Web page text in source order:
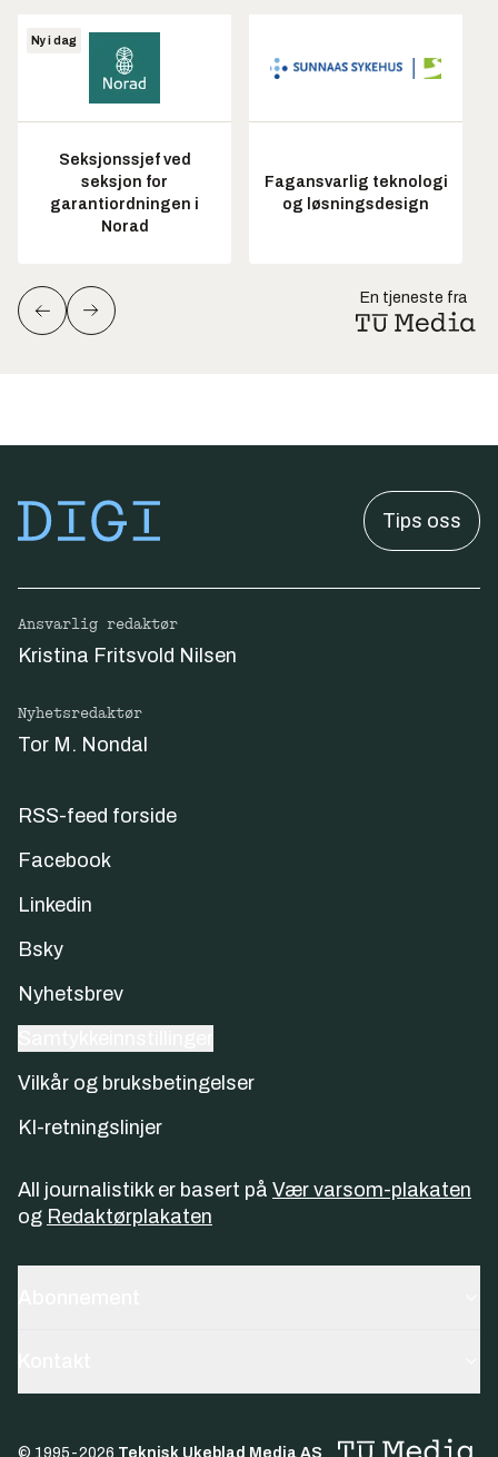
Ny i dag
Seksjonssjef ved
seksjon for
garantiordningen i
Norad
Fagansvarlig teknologi
og løsningsdesign
En tjeneste fra
Tips oss
Ansvarlig redaktør
Kristina Fritsvold Nilsen
Nyhetsredaktør
Tor M. Nondal
RSS-feed forside
Facebook
Linkedin
Bsky
Nyhetsbrev
Vilkår og bruksbetingelser
KI-retningslinjer
All journalistikk er basert på Vær varsom-plakaten
og Redaktørplakaten
© 1995-2026 Teknisk Ukeblad Media AS